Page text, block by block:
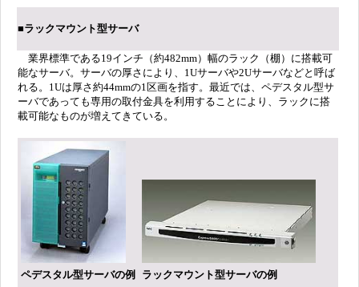
■ラックマウント型サーバ
業界標準である19インチ（約482mm）幅のラック（棚）に搭載可
能なサーバ。サーバの厚さにより、1Uサーバや2Uサーバなどと呼ば
れる。1Uは厚さ約44mmの1区画を指す。最近では、ペデスタル型サ
ーバであっても専用の取付金具を利用することにより、ラックに搭
載可能なものが増えてきている。
ペデスタル型サーバの例
ラックマウント型サーバの例